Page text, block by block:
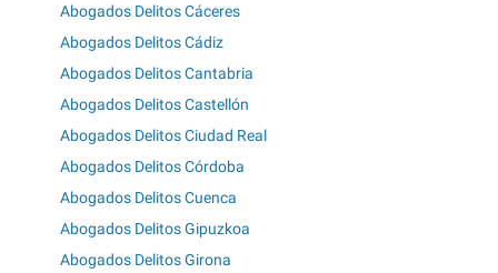
Abogados Delitos Cáceres
Abogados Delitos Cádiz
Abogados Delitos Cantabria
Abogados Delitos Castellón
Abogados Delitos Ciudad Real
Abogados Delitos Córdoba
Abogados Delitos Cuenca
Abogados Delitos Gipuzkoa
Abogados Delitos Girona